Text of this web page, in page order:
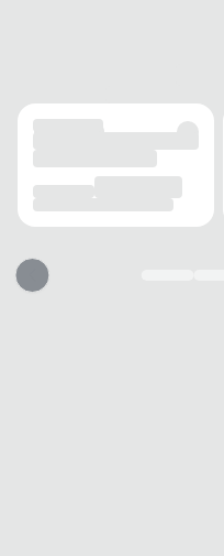
combinar,
a dia,passeios
ou
um toque de
charme
crianças, tornando